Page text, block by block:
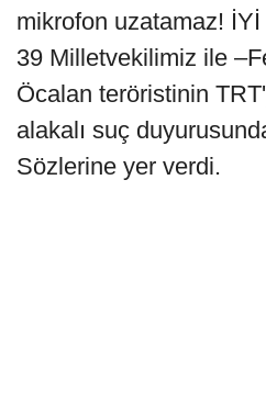
mikrofon uzatamaz!
39 Milletvekilimiz ile
Öcalan teröristinin
alakalı suç
Sözlerine yer verdi.